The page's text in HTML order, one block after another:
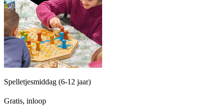
Spelletjesmiddag (6-12 jaar)
Gratis, inloop